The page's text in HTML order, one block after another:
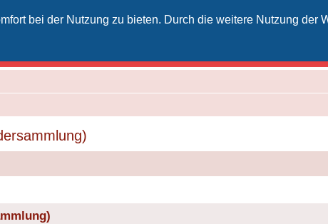
bei der Nutzung zu bieten. Durch die weitere Nutzung der